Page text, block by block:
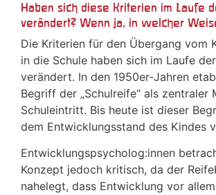
Haben sich diese Kriterien im Laufe
verändert? Wenn ja, in welcher
Die Kriterien für den Übergang vom
in die Schule haben sich im Laufe
verändert. In den 1950er-Jahren
Begriff der „Schulreife“ als zentraler
Schuleintritt. Bis heute ist dieser
dem Entwicklungsstand des Kindes
Entwicklungspsycholog:innen
Konzept jedoch kritisch, da der
nahelegt, dass Entwicklung vor